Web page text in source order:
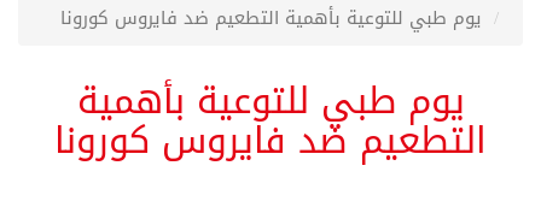
يوم طبي للتوعية بأهمية التطعيم ضد فايروس كورونا
يوم طبي للتوعية بأهمية
التطعيم ضد فايروس كورونا